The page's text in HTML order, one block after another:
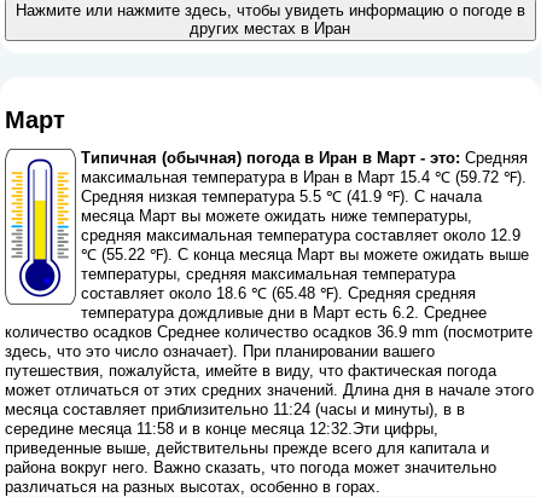
Нажмите или нажмите здесь, чтобы увидеть информацию о погоде в
других местах в Иран
Март
Типичная (обычная) погода в Иран в Март - это: Средняя
максимальная температура в Иран в Март 15.4 ℃ (59.72 ℉).
Средняя низкая температура 5.5 ℃ (41.9 ℉). С начала
месяца Март вы можете ожидать ниже температуры,
средняя максимальная температура составляет около 12.9
℃ (55.22 ℉). С конца месяца Март вы можете ожидать выше
температуры, средняя максимальная температура
составляет около 18.6 ℃ (65.48 ℉). Средняя средняя
температура дождливые дни в Март есть 6.2. Среднее
количество осадков Среднее количество осадков 36.9 mm (посмотрите
здесь, что это число означает). При планировании вашего
путешествия, пожалуйста, имейте в виду, что фактическая погода
может отличаться от этих средних значений. Длина дня в начале этого
месяца составляет приблизительно 11:24 (часы и минуты), в в
середине месяца 11:58 и в конце месяца 12:32.Эти цифры,
приведенные выше, действительны прежде всего для капитала и
района вокруг него. Важно сказать, что погода может значительно
различаться на разных высотах, особенно в горах.